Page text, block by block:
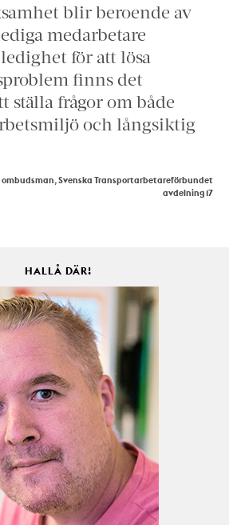
blir beroende av
medarbetare
för att lösa
finns det
ställa frågor om både
och långsiktig
ombudsman, Svenska Transportarbetareförbundet
avdelning 17
HALLÅ DÄR!